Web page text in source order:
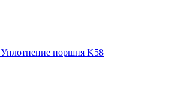
Уплотнение поршня K58